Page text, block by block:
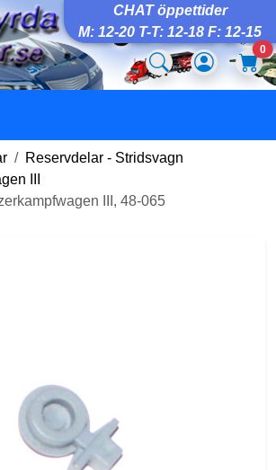
CHAT öppettider
M: 12-20 T-T: 12-18 F: 12-15
0
Reservdelar - Stridsvagn
III
III, 48-065